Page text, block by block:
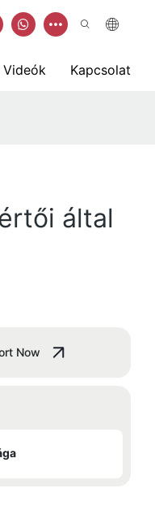
Videók Kapcsolat
által
Now